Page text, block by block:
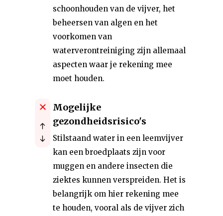
schoonhouden van de vijver, het
beheersen van algen en het
voorkomen van
waterverontreiniging zijn allemaal
aspecten waar je rekening mee
moet houden.
Mogelijke
gezondheidsrisico's
Stilstaand water in een leemvijver
kan een broedplaats zijn voor
muggen en andere insecten die
ziektes kunnen verspreiden. Het is
belangrijk om hier rekening mee
te houden, vooral als de vijver zich